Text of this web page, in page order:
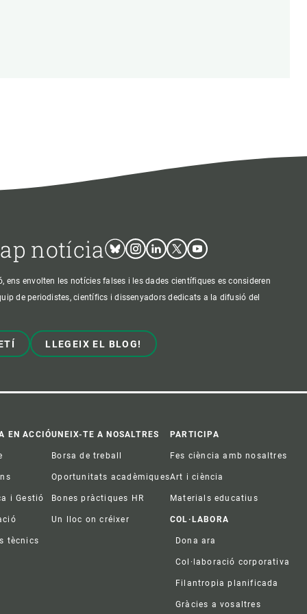
notícia BlueskyInstagram
LinkedinTwitterYoutube
ens envolten les notícies falses i les dades científiques es consideren
de periodistes, científics i dissenyadors dedicats a la difusió del
LLEGEIX EL BLOG!
EN ACCIÓ
i Gestió
tècnics
UNEIX-TE A NOSALTRES
Borsa de treball
Oportunitats acadèmiques
Bones pràctiques HR
Un lloc on créixer
PARTICIPA
Fes ciència amb nosaltres
Art i ciència
Materials educatius
COL·LABORA
Dona ara
Col·laboració corporativa
Filantropia planificada
Gràcies a vosaltres